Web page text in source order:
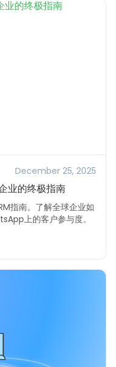
December 25, 2025
业的终极指南
指南。了解全球企业如
上的客户参与度。